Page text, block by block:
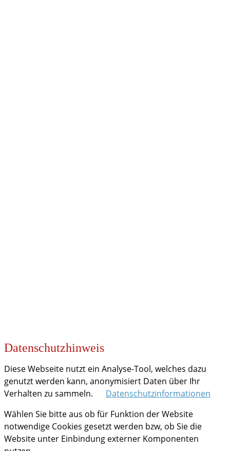
Datenschutzhinweis
Diese Webseite nutzt ein Analyse-Tool, welches dazu
genutzt werden kann, anonymisiert Daten über Ihr
Verhalten zu sammeln.
Datenschutzinformationen
Wählen Sie bitte aus ob für Funktion der Website
notwendige Cookies gesetzt werden bzw, ob Sie die
Website unter Einbindung externer Komponenten